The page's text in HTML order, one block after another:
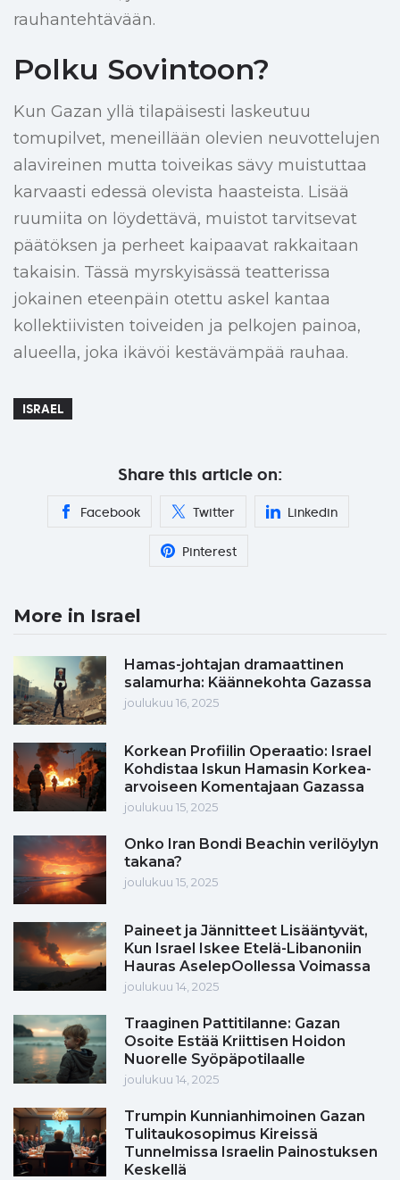
rauhantehtävään.
Polku Sovintoon?
Kun Gazan yllä tilapäisesti laskeutuu
tomupilvet, meneillään olevien neuvottelujen
alavireinen mutta toiveikas sävy muistuttaa
karvaasti edessä olevista haasteista. Lisää
ruumiita on löydettävä, muistot tarvitsevat
päätöksen ja perheet kaipaavat rakkaitaan
takaisin. Tässä myrskyisässä teatterissa
jokainen eteenpäin otettu askel kantaa
kollektiivisten toiveiden ja pelkojen painoa,
alueella, joka ikävöi kestävämpää rauhaa.
ISRAEL
Share this article on:
Facebook Twitter Linkedin
Pinterest
More in Israel
Hamas-johtajan dramaattinen
salamurha: Käännekohta Gazassa
joulukuu 16, 2025
Korkean Profiilin Operaatio: Israel
Kohdistaa Iskun Hamasin Korkea-
arvoiseen Komentajaan Gazassa
joulukuu 15, 2025
Onko Iran Bondi Beachin verilöylyn
takana?
joulukuu 15, 2025
Paineet ja Jännitteet Lisääntyvät,
Kun Israel Iskee Etelä-Libanoniin
Hauras AselepOollessa Voimassa
joulukuu 14, 2025
Traaginen Pattitilanne: Gazan
Osoite Estää Kriittisen Hoidon
Nuorelle Syöpäpotilaalle
joulukuu 14, 2025
Trumpin Kunnianhimoinen Gazan
Tulitaukosopimus Kireissä
Tunnelmissa Israelin Painostuksen
Keskellä